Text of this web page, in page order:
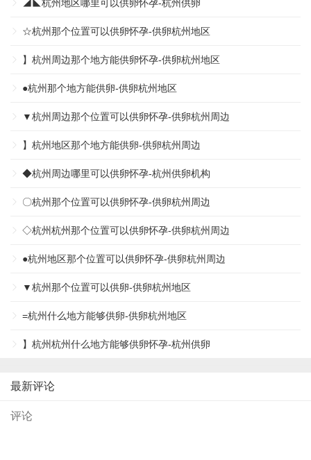
◢◣杭州地区哪里可以供卵怀孕-杭州供卵
☆杭州那个位置可以供卵怀孕-供卵杭州地区
】杭州周边那个地方能供卵怀孕-供卵杭州地区
●杭州那个地方能供卵-供卵杭州地区
▼杭州周边那个位置可以供卵怀孕-供卵杭州周边
】杭州地区那个地方能供卵-供卵杭州周边
◆杭州周边哪里可以供卵怀孕-杭州供卵机构
〇杭州那个位置可以供卵怀孕-供卵杭州周边
◇杭州杭州那个位置可以供卵怀孕-供卵杭州周边
●杭州地区那个位置可以供卵怀孕-供卵杭州周边
▼杭州那个位置可以供卵-供卵杭州地区
=杭州什么地方能够供卵-供卵杭州地区
】杭州杭州什么地方能够供卵怀孕-杭州供卵
最新评论